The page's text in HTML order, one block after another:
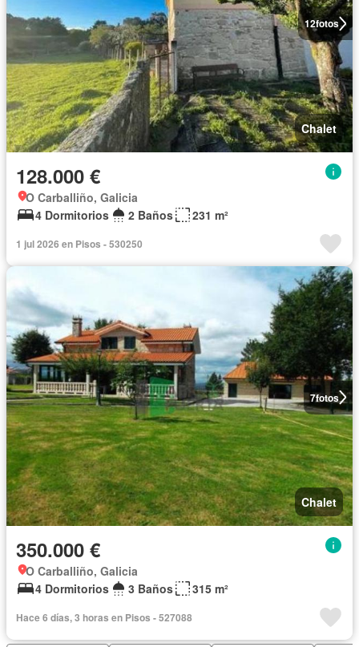
12fotos
Chalet
128.000 €
O Carballiño, Galicia
4 Dormitorios
2 Baños 231 m²
1 jul 2026 en Pisos - 530250
7fotos
Chalet
350.000 €
O Carballiño, Galicia
4 Dormitorios
3 Baños 315 m²
Hace 6 días, 3 horas en Pisos - 527088